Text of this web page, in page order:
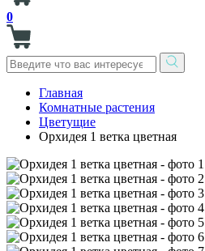
0
Главная
Комнатные растения
Цветущие
Орхидея 1 ветка цветная